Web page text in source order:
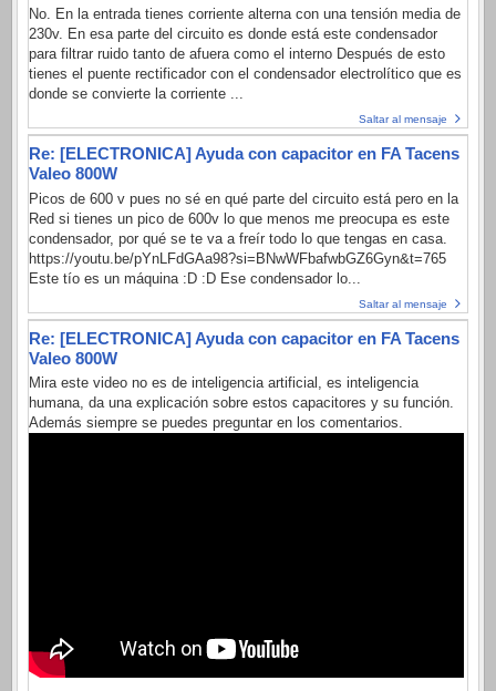
No. En la entrada tienes corriente alterna con una tensión media de
230v. En esa parte del circuito es donde está este condensador
para filtrar ruido tanto de afuera como el interno Después de esto
tienes el puente rectificador con el condensador electrolítico que es
donde se convierte la corriente ...
Saltar al mensaje
Re: [ELECTRONICA] Ayuda con capacitor en FA Tacens
Valeo 800W
Picos de 600 v pues no sé en qué parte del circuito está pero en la
Red si tienes un pico de 600v lo que menos me preocupa es este
condensador, por qué se te va a freír todo lo que tengas en casa.
https://youtu.be/pYnLFdGAa98?si=BNwWFbafwbGZ6Gyn&t=765
Este tío es un máquina :D :D Ese condensador lo...
Saltar al mensaje
Re: [ELECTRONICA] Ayuda con capacitor en FA Tacens
Valeo 800W
Mira este video no es de inteligencia artificial, es inteligencia
humana, da una explicación sobre estos capacitores y su función.
Además siempre se puedes preguntar en los comentarios.